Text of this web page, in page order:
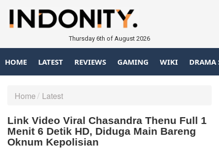
Thursday 6th of August 2026
HOME LATEST REVIEWS GAMING WIKI DRAMA
Home Latest
Link Video Viral Chasandra Thenu Full 1
Menit 6 Detik HD, Diduga Main Bareng
Oknum Kepolisian